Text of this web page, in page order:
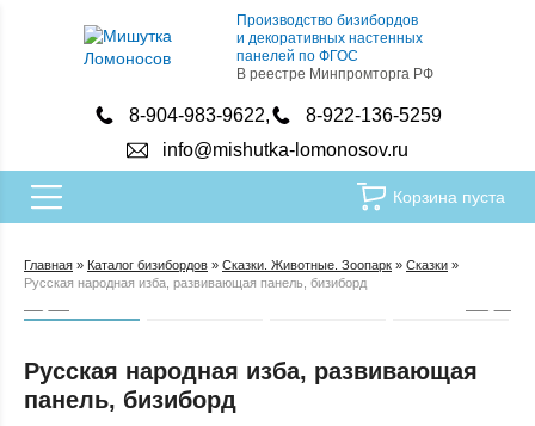
Производство бизибордов
и декоративных настенных
панелей по ФГОС
В реестре Минпромторга РФ
8-904-983-9622
8-922-136-5259
info@mishutka-lomonosov.ru
Корзина пуста
Главная » Каталог бизибордов » Сказки. Животные. Зоопарк » Сказки »
Русская народная изба, развивающая панель, бизиборд
Русская народная изба, развивающая
панель, бизиборд